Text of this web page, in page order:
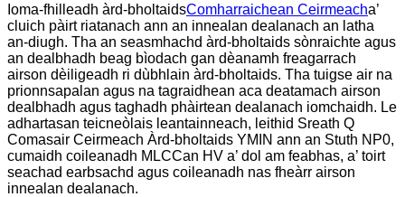
Ioma-fhilleadh àrd-bholtaidsComharraichean Ceirmeacha’
cluich pàirt riatanach ann an innealan dealanach an latha
an-diugh. Tha an seasmhachd àrd-bholtaids sònraichte agus
an dealbhadh beag bìodach gan dèanamh freagarrach
airson dèiligeadh ri dùbhlain àrd-bholtaids. Tha tuigse air na
prionnsapalan agus na tagraidhean aca deatamach airson
dealbhadh agus taghadh phàirtean dealanach iomchaidh. Le
adhartasan teicneòlais leantainneach, leithid Sreath Q
Comasair Ceirmeach Àrd-bholtaids YMIN ann an Stuth NP0,
cumaidh coileanadh MLCCan HV a’ dol am feabhas, a’ toirt
seachad earbsachd agus coileanadh nas fheàrr airson
innealan dealanach.